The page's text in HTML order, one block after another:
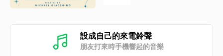
設成自己的來電鈴聲
朋友打來時手機響起的音樂